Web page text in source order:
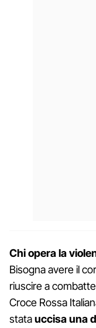
Chi opera la
Bisogna avere il
riuscire a
Croce Rossa
statauccisa una